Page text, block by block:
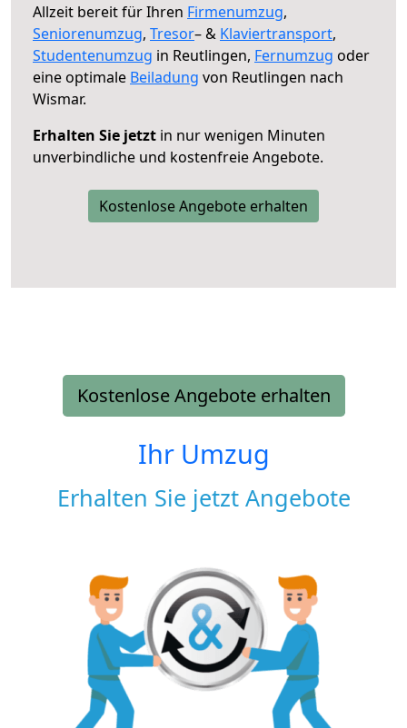
Allzeit bereit für Ihren Firmenumzug,
Seniorenumzug, Tresor– & Klaviertransport,
Studentenumzug in Reutlingen, Fernumzug oder
eine optimale Beiladung von Reutlingen nach
Wismar.
Erhalten Sie jetzt in nur wenigen Minuten
unverbindliche und kostenfreie Angebote.
Kostenlose Angebote erhalten
Kostenlose Angebote erhalten
Ihr Umzug
Erhalten Sie jetzt Angebote